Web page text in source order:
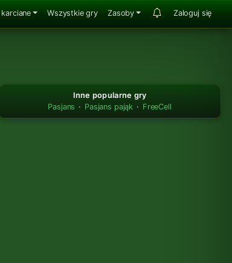
Wszystkie gry Zasoby Zaloguj się
Inne popularne gry
Pasjans · Pasjans pająk · FreeCell